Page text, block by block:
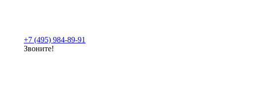
+7 (495) 984-89-91
Звоните!